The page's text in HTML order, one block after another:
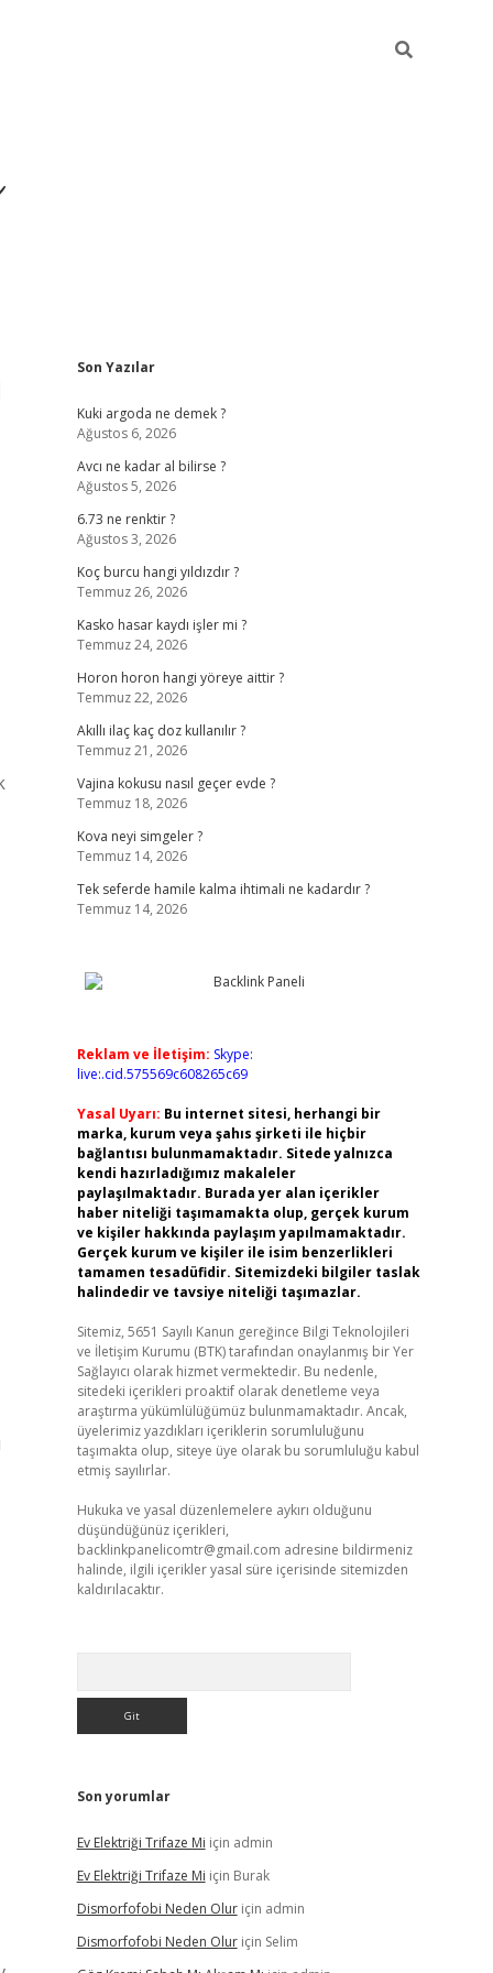
Sidebar
Son Yazılar
Kuki argoda ne demek ?
Ağustos 6, 2026
Avcı ne kadar al bilirse ?
Ağustos 5, 2026
6.73 ne renktir ?
Ağustos 3, 2026
Koç burcu hangi yıldızdır ?
Temmuz 26, 2026
Kasko hasar kaydı işler mi ?
Temmuz 24, 2026
Horon horon hangi yöreye aittir ?
Temmuz 22, 2026
Akıllı ilaç kaç doz kullanılır ?
Temmuz 21, 2026
Vajina kokusu nasıl geçer evde ?
Temmuz 18, 2026
Kova neyi simgeler ?
Temmuz 14, 2026
Tek seferde hamile kalma ihtimali ne kadardır ?
Temmuz 14, 2026
Reklam ve İletişim: Skype:
live:.cid.575569c608265c69
Yasal Uyarı: Bu internet sitesi, herhangi bir
marka, kurum veya şahıs şirketi ile hiçbir
bağlantısı bulunmamaktadır. Sitede yalnızca
kendi hazırladığımız makaleler
paylaşılmaktadır. Burada yer alan içerikler
haber niteliği taşımamakta olup, gerçek kurum
ve kişiler hakkında paylaşım yapılmamaktadır.
Gerçek kurum ve kişiler ile isim benzerlikleri
tamamen tesadüfidir. Sitemizdeki bilgiler taslak
halindedir ve tavsiye niteliği taşımazlar.
Sitemiz, 5651 Sayılı Kanun gereğince Bilgi Teknolojileri
ve İletişim Kurumu (BTK) tarafından onaylanmış bir Yer
Sağlayıcı olarak hizmet vermektedir. Bu nedenle,
sitedeki içerikleri proaktif olarak denetleme veya
araştırma yükümlülüğümüz bulunmamaktadır. Ancak,
üyelerimiz yazdıkları içeriklerin sorumluluğunu
taşımakta olup, siteye üye olarak bu sorumluluğu kabul
etmiş sayılırlar.
Hukuka ve yasal düzenlemelere aykırı olduğunu
düşündüğünüz içerikleri,
backlinkpanelicomtr@gmail.com adresine bildirmeniz
halinde, ilgili içerikler yasal süre içerisinde sitemizden
kaldırılacaktır.
Son yorumlar
Ev Elektriği Trifaze Mi için admin
Ev Elektriği Trifaze Mi için Burak
Dismorfofobi Neden Oluriçin admin
Dismorfofobi Neden Oluriçin Selim